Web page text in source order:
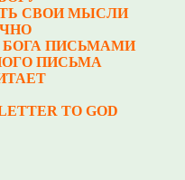
СВОИ МЫСЛИ
ПИСЬМАМИ
ПИСЬМА
TO GOD